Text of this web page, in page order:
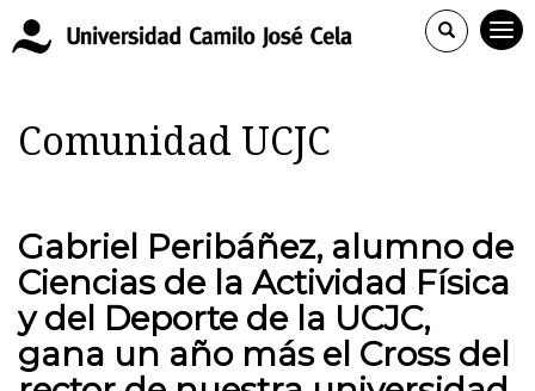
Comunidad UCJC
Gabriel Peribáñez, alumno de
Ciencias de la Actividad Física
y del Deporte de la UCJC,
gana un año más el Cross del